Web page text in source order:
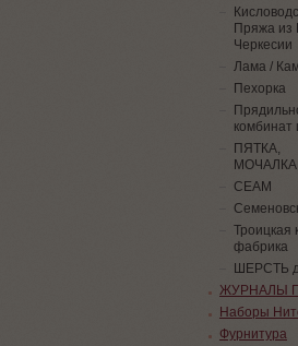
Пряжа из
Черкесии
Лама /
Пехорка
комбинат
ПЯТКА,
СЕАМ
Троицкая
фабрика
ШЕРСТЬ
ЖУРНАЛЫ
Наборы
Фурнитура